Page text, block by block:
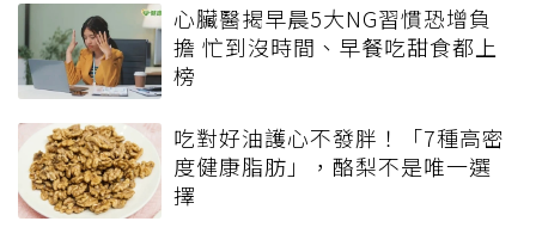
心臟醫揭早晨5大NG習慣恐增負
擔 忙到沒時間、早餐吃甜食都上
榜
吃對好油護心不發胖！「7種高密
度健康脂肪」，酪梨不是唯一選
擇